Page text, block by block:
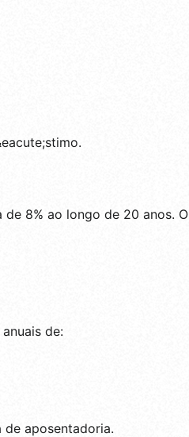
8% ao longo de 20 anos. O
de:
aposentadoria.